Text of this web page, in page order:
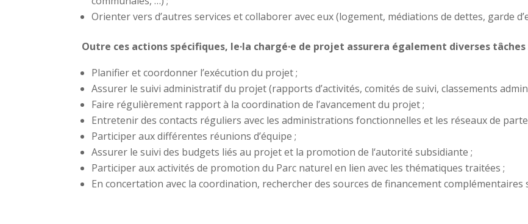
Orienter vers d’autres services et collaborer avec eux (logement, médiations de dettes, garde
Outre ces actions spécifiques, le·la chargé·e de projet assurera également diverses tâches
Planifier et coordonner l’exécution du projet ;
Assurer le suivi administratif du projet (rapports d’activités, comités de suivi, classements
Faire régulièrement rapport à la coordination de l’avancement du projet ;
Entretenir des contacts réguliers avec les administrations fonctionnelles et les réseaux de
Participer aux différentes réunions d’équipe ;
Assurer le suivi des budgets liés au projet et la promotion de l‘autorité subsidiante ;
Participer aux activités de promotion du Parc naturel en lien avec les thématiques traitées ;
En concertation avec la coordination, rechercher des sources de financement